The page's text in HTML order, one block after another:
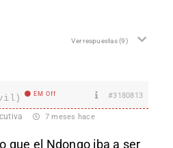
Ver respuestas(9)
EM Off #3180813
7 meses hace
que el Ndongo iba a ser